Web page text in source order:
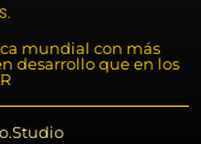
mundial con más
desarrollo que en los